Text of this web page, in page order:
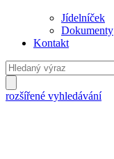
Jídelníček
Dokumenty
Kontakt
rozšířené vyhledávání